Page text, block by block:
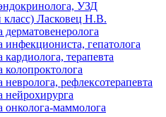
УЗД
класс) Ласковец Н.В.
дерматовенеролога
инфекциониста, гепатолога
кардиолога, терапевта
колопроктолога
невролога, рефлексотерапевта
нейрохирурга
онколога-маммолога